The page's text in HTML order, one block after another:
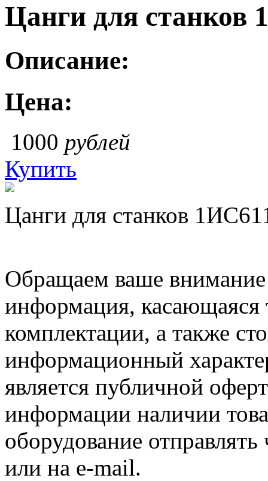
Цанги для
Описание:
Цена:
1000 рублей
Купить
Цанги для станков
Обращаем ваше внимание
информация, касающаяся
комплектации, а также
информационный
является публичной
информации наличии
оборудование
или на e-mail.